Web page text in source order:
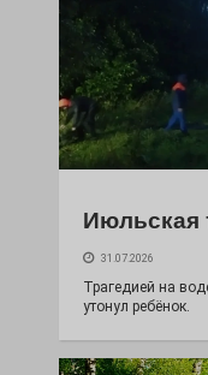
Июльская
31.07.2026
Трагедией на
утонул ребёнок.